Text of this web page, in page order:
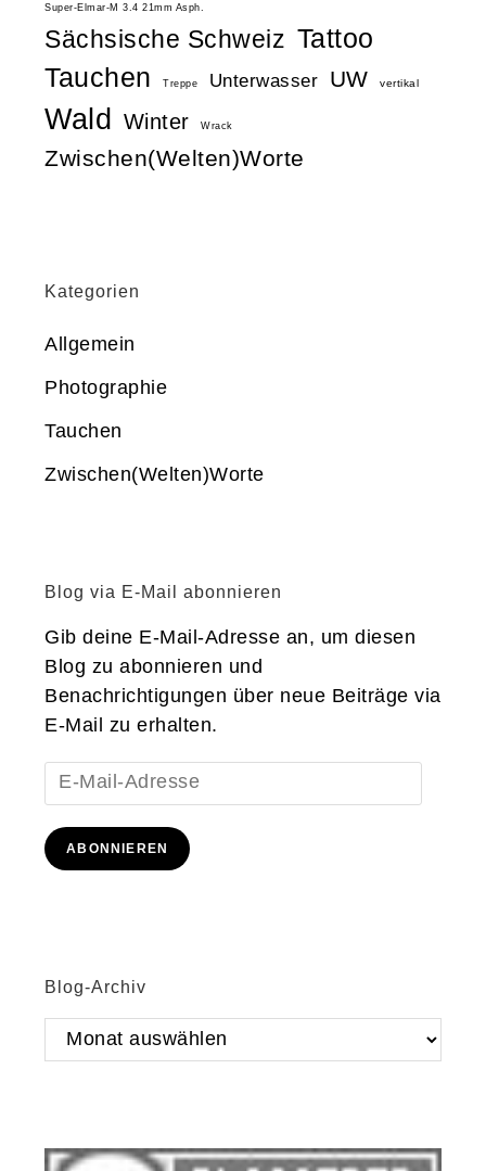
Super-Elmar-M 3.4 21mm Asph.
Sächsische Schweiz Tattoo
Tauchen
Treppe Unterwasser UW vertikal
Wald Winter Wrack
Zwischen(Welten)Worte
Kategorien
Allgemein
Photographie
Tauchen
Zwischen(Welten)Worte
Blog via E-Mail abonnieren
Gib deine E-Mail-Adresse an, um diesen
Blog zu abonnieren und
Benachrichtigungen über neue Beiträge via
E-Mail zu erhalten.
E-
Mail-
Adresse
ABONNIEREN
Blog-Archiv
Blog-
Archiv